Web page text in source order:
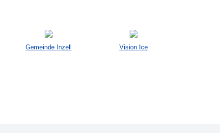
Gemeinde Inzell Vision Ice